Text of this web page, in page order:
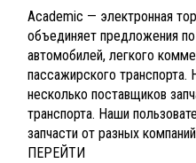
Academic — электронная
объединяет предложения
автомобилей, легкого
пассажирского
несколько поставщиков
транспорта. Наши
запчасти от разных
ПЕРЕЙТИ